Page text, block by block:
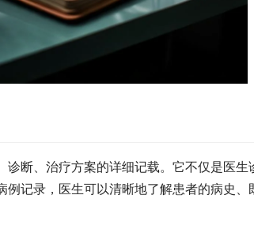
断、治疗方案的详细记载。它不仅是医生
记录，医生可以清晰地了解患者的病史、